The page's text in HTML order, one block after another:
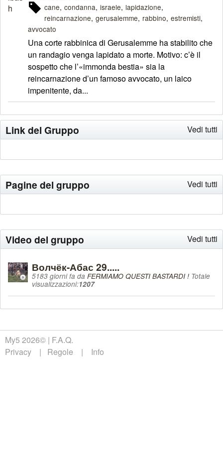
cane condanna israele lapidazione
reincarnazione gerusalemme rabbino estremisti
avvocato
Una corte rabbinica di Gerusalemme ha stabilito che
un randagio venga lapidato a morte. Motivo: c’è il
sospetto che l’«immonda bestia» sia la
reincarnazione d’un famoso avvocato, un laico
impenitente, da...
Vedi tutti
Link del Gruppo
Vedi tutti
Pagine del gruppo
Vedi tutti
Video del gruppo
Волчёк-Абас 29.....
5183 giorni fa da FERMIAMO QUESTI BASTARDI ! Totale
visualizzazioni:1207
My5 2026© F.A.Q.
Privacy
Regole Info